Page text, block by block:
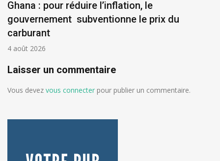
Ghana : pour réduire l’inflation, le
gouvernement subventionne le prix du
carburant
4 août 2026
Laisser un commentaire
Vous devez vous connecter pour publier un commentaire.